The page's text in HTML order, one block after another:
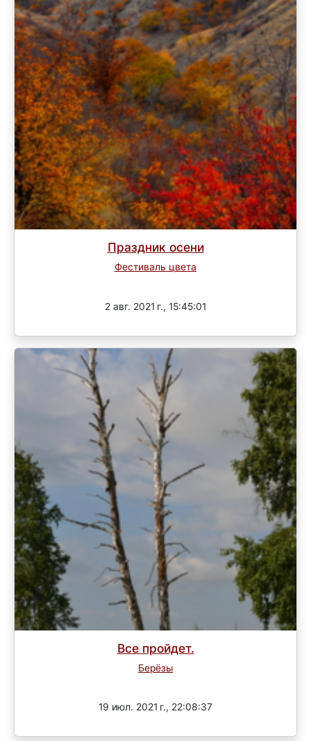
Праздник осени
Фестиваль цвета
2 авг. 2021 г., 15:45:01
Все пройдет.
Берёзы
19 июл. 2021 г., 22:08:37